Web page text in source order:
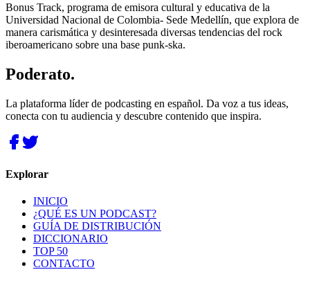
Bonus Track, programa de emisora cultural y educativa de la
Universidad Nacional de Colombia- Sede Medellín, que explora de
manera carismática y desinteresada diversas tendencias del rock
iberoamericano sobre una base punk-ska.
Poderato.
La plataforma líder de podcasting en español. Da voz a tus ideas,
conecta con tu audiencia y descubre contenido que inspira.
Explorar
INICIO
¿QUÉ ES UN PODCAST?
GUÍA DE DISTRIBUCIÓN
DICCIONARIO
TOP 50
CONTACTO